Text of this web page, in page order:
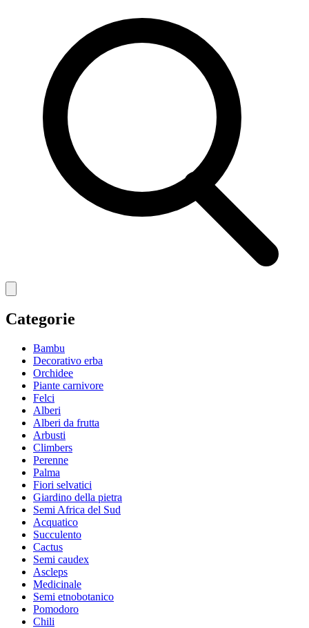
Categorie
Bambu
Decorativo erba
Orchidee
Piante carnivore
Felci
Alberi
Alberi da frutta
Arbusti
Climbers
Perenne
Palma
Fiori selvatici
Giardino della pietra
Semi Africa del Sud
Acquatico
Succulento
Cactus
Semi caudex
Ascleps
Medicinale
Semi etnobotanico
Pomodoro
Chili